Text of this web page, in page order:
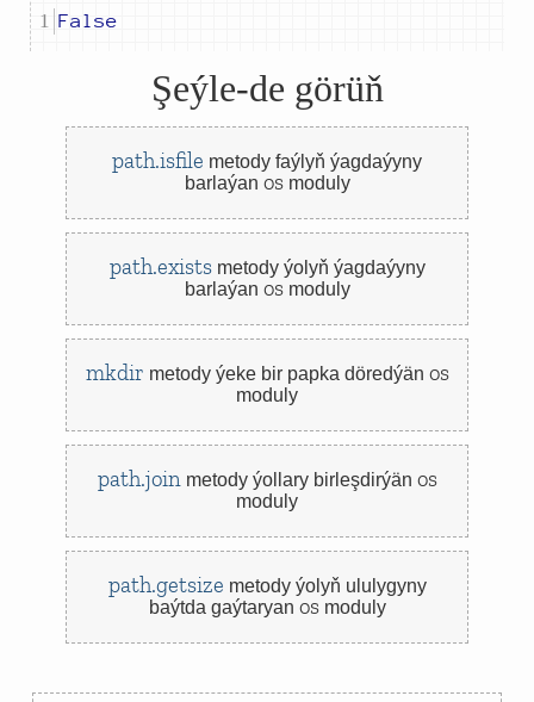
False
Şeýle-de görüň
path.isfile metody faýlyň ýagdaýyny
barlaýan osmoduly
path.existsmetody ýolyň ýagdaýyny
barlaýan osmoduly
mkdir metody ýeke bir papka döredýän os
moduly
path.join metody ýollary birleşdirýän os
moduly
path.getsize metody ýolyň ululygyny
baýtda gaýtaryan osmoduly